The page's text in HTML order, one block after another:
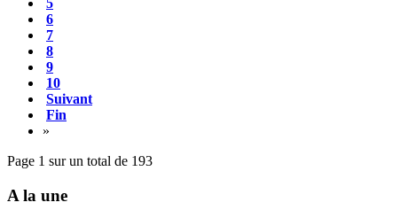
6
7
8
9
10
Suivant
Fin
»
Page 1 sur un total de 193
A la une